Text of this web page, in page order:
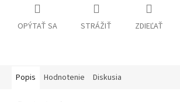
OPÝTAŤ SA STRÁŽIŤ ZDIEĽAŤ
Popis Hodnotenie Diskusia